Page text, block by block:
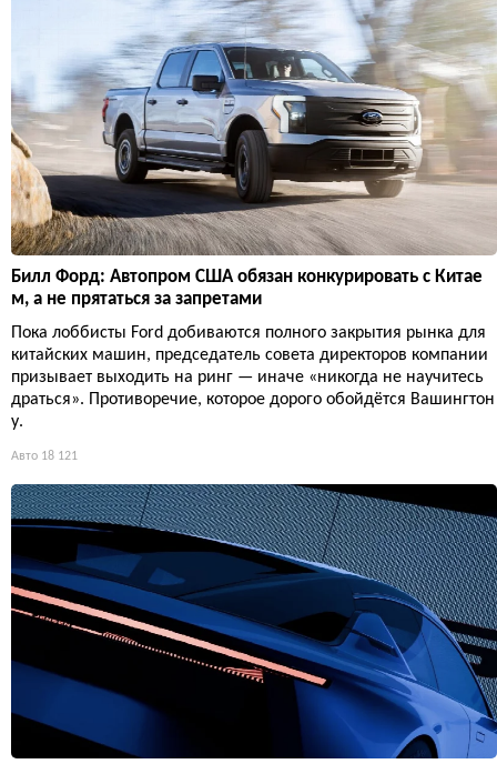
Билл Форд: Автопром США обязан конкурировать с Китае
м, а не прятаться за запретами
Пока лоббисты Ford добиваются полного закрытия рынка для
китайских машин, председатель совета директоров компании
призывает выходить на ринг — иначе «никогда не научитесь
драться». Противоречие, которое дорого обойдётся Вашингтон
у.
Авто 18 121